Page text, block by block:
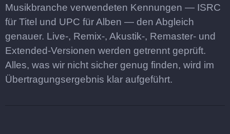
Musikbranche verwendeten Kennungen — ISRC
für Titel und UPC für Alben — den Abgleich
genauer. Live-, Remix-, Akustik-, Remaster- und
Extended-Versionen werden getrennt geprüft.
Alles, was wir nicht sicher genug finden, wird im
Übertragungsergebnis klar aufgeführt.